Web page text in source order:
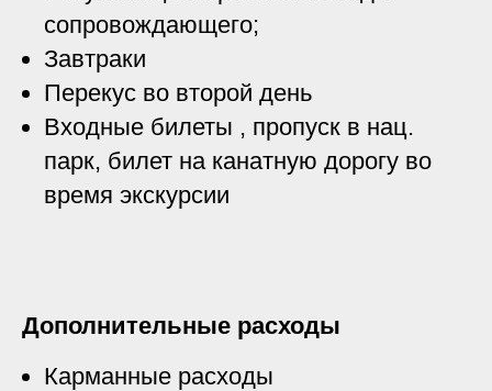
сопровождающего;
Завтраки
Перекус во второй день
Входные билеты , пропуск в нац.
парк, билет на канатную дорогу во
время экскурсии
Дополнительные расходы
Карманные расходы